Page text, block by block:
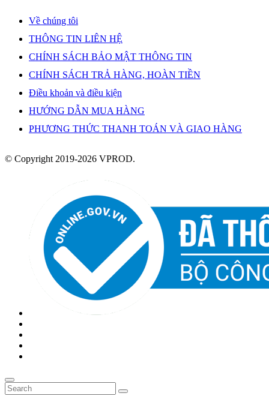
Về chúng tôi
THÔNG TIN LIÊN HỆ
CHÍNH SÁCH BẢO MẬT THÔNG TIN
CHÍNH SÁCH TRẢ HÀNG, HOÀN TIỀN
Điều khoản và điều kiện
HƯỚNG DẪN MUA HÀNG
PHƯƠNG THỨC THANH TOÁN VÀ GIAO HÀNG
© Copyright 2019-2026 VPROD.